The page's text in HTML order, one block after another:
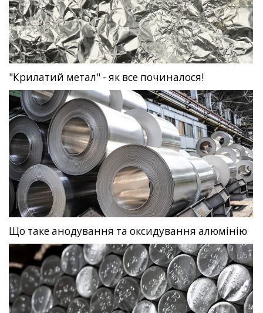
"Крилатий метал" - як все починалося!
Що таке анодування та оксидування алюмінію